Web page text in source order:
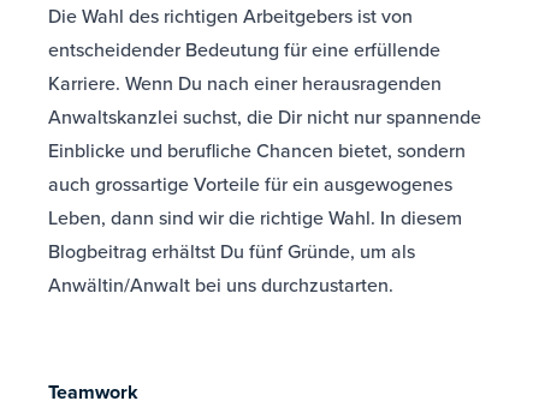
Die Wahl des richtigen Arbeitgebers ist von
entscheidender Bedeutung für eine erfüllende
Karriere. Wenn Du nach einer herausragenden
Anwaltskanzlei suchst, die Dir nicht nur spannende
Einblicke und berufliche Chancen bietet, sondern
auch grossartige Vorteile für ein ausgewogenes
Leben, dann sind wir die richtige Wahl. In diesem
Blogbeitrag erhältst Du fünf Gründe, um als
Anwältin/Anwalt bei uns durchzustarten.
Teamwork